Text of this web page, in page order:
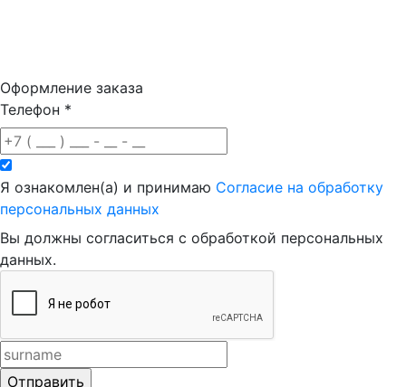
Оформление заказа
Телефон *
Я ознакомлен(а) и принимаю Согласие на обработку
персональных данных
Вы должны согласиться с обработкой персональных
данных.